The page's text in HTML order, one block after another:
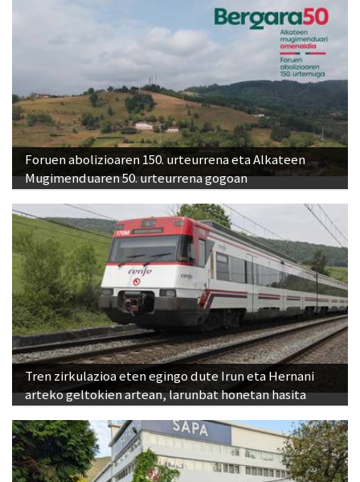
Foruen abolizioaren 150. urteurrena eta Alkateen
Mugimenduaren 50. urteurrena gogoan
Tren zirkulazioa eten egingo dute Irun eta Hernani
arteko geltokien artean, larunbat honetan hasita